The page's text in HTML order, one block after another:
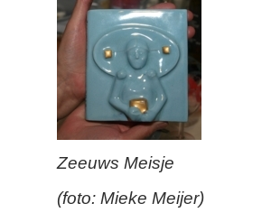
Zeeuws Meisje
(foto: Mieke Meijer)